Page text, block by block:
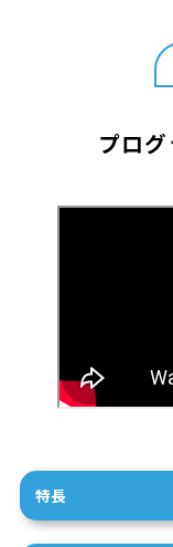
プロ
特長